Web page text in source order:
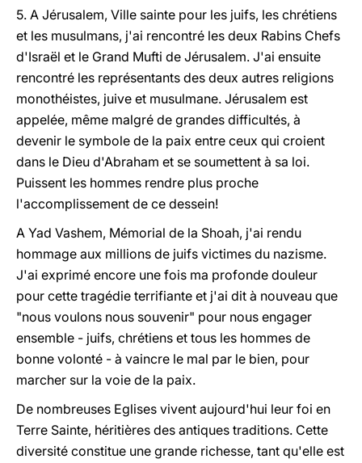
5. A Jérusalem, Ville sainte pour les juifs, les chrétiens
et les musulmans, j'ai rencontré les deux Rabins Chefs
d'Israël et le Grand Mufti de Jérusalem. J'ai ensuite
rencontré les représentants des deux autres religions
monothéistes, juive et musulmane. Jérusalem est
appelée, même malgré de grandes difficultés, à
devenir le symbole de la paix entre ceux qui croient
dans le Dieu d'Abraham et se soumettent à sa loi.
Puissent les hommes rendre plus proche
l'accomplissement de ce dessein!
A Yad Vashem, Mémorial de la Shoah, j'ai rendu
hommage aux millions de juifs victimes du nazisme.
J'ai exprimé encore une fois ma profonde douleur
pour cette tragédie terrifiante et j'ai dit à nouveau que
"nous voulons nous souvenir" pour nous engager
ensemble - juifs, chrétiens et tous les hommes de
bonne volonté - à vaincre le mal par le bien, pour
marcher sur la voie de la paix.
De nombreuses Eglises vivent aujourd'hui leur foi en
Terre Sainte, héritières des antiques traditions. Cette
diversité constitue une grande richesse, tant qu'elle est